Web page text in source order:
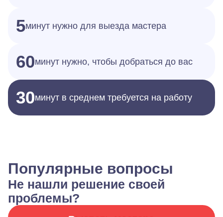
5минут нужно для выезда мастера
60минут нужно, чтобы добраться до вас
30минут в среднем требуется на работу
Популярные вопросы
Не нашли решение своей
проблемы?